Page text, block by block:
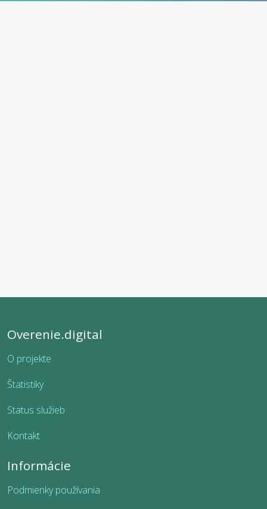
Overenie.digital
O projekte
Štatistiky
Status služieb
Kontakt
Informácie
Podmienky používania